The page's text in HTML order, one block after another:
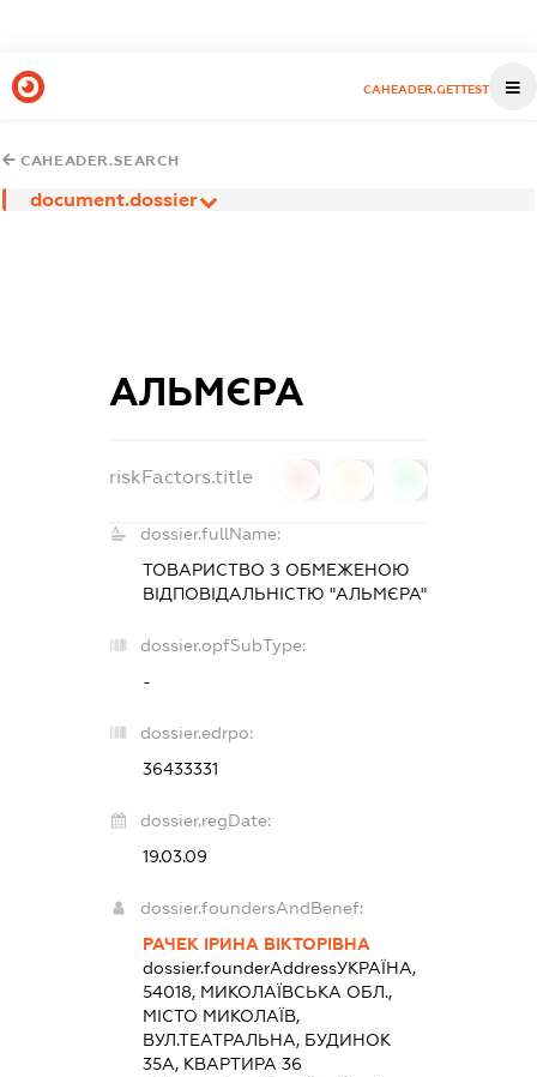
CAHEADER.GETTEST
CAHEADER.SEARCH
document.dossier
АЛЬМЄРА
riskFactors.title
dossier.fullName:
ТОВАРИСТВО З ОБМЕЖЕНОЮ
ВІДПОВІДАЛЬНІСТЮ "АЛЬМЄРА"
dossier.opfSubType:
-
dossier.edrpo:
36433331
dossier.regDate:
19.03.09
dossier.foundersAndBenef:
РАЧЕК ІРИНА ВІКТОРІВНА
dossier.founderAddressУКРАЇНА,
54018, МИКОЛАЇВСЬКА ОБЛ.,
МІСТО МИКОЛАЇВ,
ВУЛ.ТЕАТРАЛЬНА, БУДИНОК
35А, КВАРТИРА 36